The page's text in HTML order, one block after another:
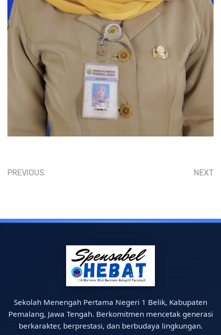
PREVIOUS NEXT
Sekolah Menengah Pertama Negeri 1 Belik, Kabupaten
Pemalang, Jawa Tengah. Berkomitmen mencetak generasi
berkarakter, berprestasi, dan berbudaya lingkungan.